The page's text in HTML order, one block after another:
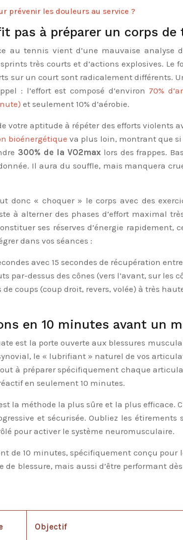
prévenir les douleurs au service ?
pas à préparer un corps de
au tennis vient d’une mauvaise analyse
très courts et d’actions explosives.
sur un court sont radicalement différents.
: l’effort est composé d’environ 70%
et seulement 10% d’aérobie.
aptitude à répéter des efforts violents
bioénergétique va plus loin, montrant que si
300% de la VO2maxlors des frappes.
Il aura du souffle, mais manquera
donc « choquer » le corps avec des
à alterner des phases d’effort maximal
ses réserves d’énergie
dans vos séances :
avec 15 secondes de récupération
par-dessus des cônes (vers l’avant, sur les
coups (coup droit, revers, volée) à très
en 10 minutes avant un
est la porte ouverte aux blessures
le « lubrifiant » naturel de vos
à préparer spécifiquement chaque
en seulement 10 minutes.
la méthode la plus sûre et la plus efficace.
et sécurisée. Oubliez les
pour activer le système neuromusculaire.
de 10 minutes, spécifiquement conçu
blessure, mais aussi d’être performant
Objectif